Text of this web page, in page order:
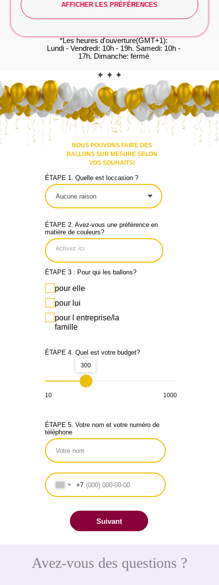
*Les heures d'ouverture(GMT+1):
Lundi - Vendredi: 10h - 19h. Samedi: 10h -
17h. Dimanche: fermé
CONTACT
reste!
NOUS POUVONS FAIRE DES
BALLONS SUR MESURE SELON
VOS SOUHAITS!
ÉTAPE 1. Quelle est loccasion ?
ÉTAPE 2. Avez-vous une préférence en
matière de couleurs?
ÉTAPE 3 : Pour qui les ballons?
pour elle
pour lui
pour l entreprise/la
famille
ÉTAPE 4. Quel est votre budget?
300
10 1000
ÉTAPE 5. Votre nom et votre numéro de
téléphone
+7
Suivant
Avez-vous des questions ?
AFFICHER LES PRÉFÉRENCES